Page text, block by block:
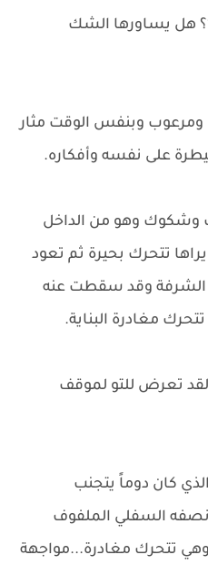
هل يساورها الشك
ومرعوب وبنفس الوقت مثار
على نفسه وأفكاره.
وشكوك وهو من الداخل
تتحرك بحيرة ثم تعود
الشرفة وقد سقطت عنه
مغادرة البناية.
لقد تعرض للتو لموقف
كان دوماً يتجنب
السفلي الملفوف
وهي تتحرك مغادرة...مواجهة